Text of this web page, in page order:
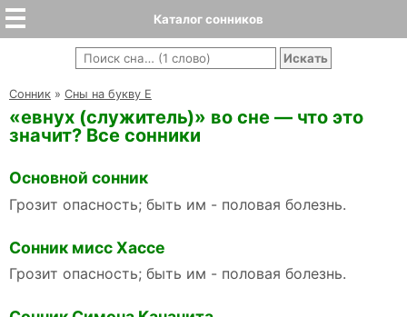
Каталог сонников
Cонник » Сны на букву Е
«евнух (служитель)» во сне — что это
значит? Все сонники
Основной сонник
Грозит опасность; быть им - половая болезнь.
Сонник мисс Хассе
Грозит опасность; быть им - половая болезнь.